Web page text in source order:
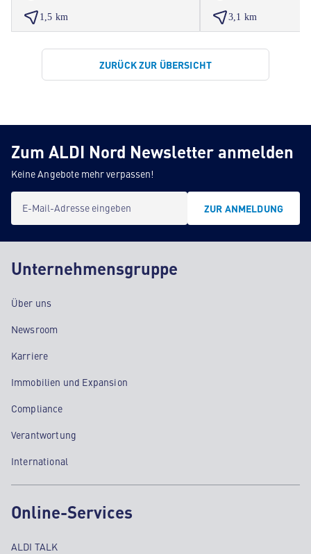
1,5 km 3,1 km
ZURÜCK ZUR ÜBERSICHT
Zum ALDI Nord Newsletter anmelden
Keine Angebote mehr verpassen!
E-Mail-Adresse eingeben ZUR ANMELDUNG
Unternehmensgruppe
Über uns
Newsroom
Karriere
Immobilien und Expansion
Compliance
Verantwortung
International
Online-Services
ALDI TALK